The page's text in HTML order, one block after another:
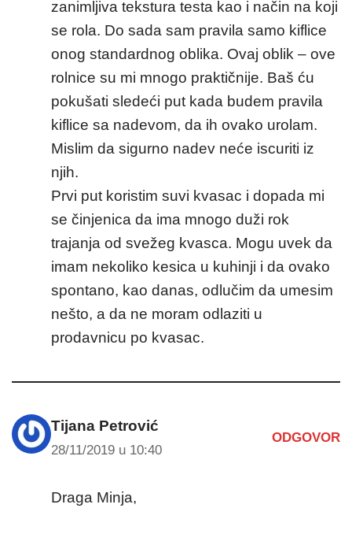
zanimljiva tekstura testa kao i način na koji
se rola. Do sada sam pravila samo kiflice
onog standardnog oblika. Ovaj oblik – ove
rolnice su mi mnogo praktičnije. Baš ću
pokušati sledeći put kada budem pravila
kiflice sa nadevom, da ih ovako urolam.
Mislim da sigurno nadev neće iscuriti iz
njih.
Prvi put koristim suvi kvasac i dopada mi
se činjenica da ima mnogo duži rok
trajanja od svežeg kvasca. Mogu uvek da
imam nekoliko kesica u kuhinji i da ovako
spontano, kao danas, odlučim da umesim
nešto, a da ne moram odlaziti u
prodavnicu po kvasac.
Tijana Petrović
28/11/2019 u 10:40
ODGOVOR
Draga Minja,